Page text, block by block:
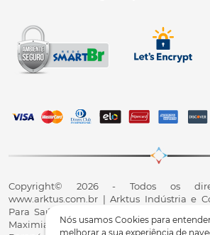
Nós usamos Cookies para
melhorar a sua experiência de
Copyright© 2026 - Todos os
www.arktus.com.br | Arktus Indústria e
Para Saúde Ltda | CNPJ: 01.417.367/
Maximiano, 107, Parque Industrial II,